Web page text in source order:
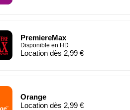
PremiereMax
Disponible en HD
Location dès 2,99 €
Orange
Location dès 2,99 €